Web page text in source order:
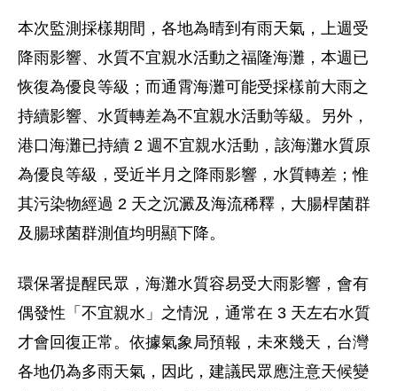
本次監測採樣期間，各地為晴到有雨天氣，上週受
降雨影響、水質不宜親水活動之福隆海灘，本週已
恢復為優良等級；而通霄海灘可能受採樣前大雨之
持續影響、水質轉差為不宜親水活動等級。另外，
港口海灘已持續 2 週不宜親水活動，該海灘水質原
為優良等級，受近半月之降雨影響，水質轉差；惟
其污染物經過 2 天之沉澱及海流稀釋，大腸桿菌群
及腸球菌群測值均明顯下降。
環保署提醒民眾，海灘水質容易受大雨影響，會有
偶發性「不宜親水」之情況，通常在 3 天左右水質
才會回復正常。依據氣象局預報，未來幾天，台灣
各地仍為多雨天氣，因此，建議民眾應注意天候變